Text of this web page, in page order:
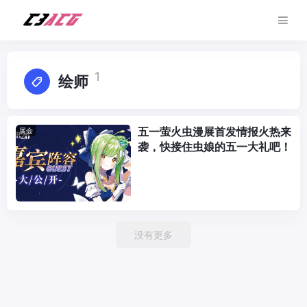
绘师 1
展会
五一萤火虫漫展首发情报火热来
袭，快接住虫娘的五一大礼吧！
没有更多